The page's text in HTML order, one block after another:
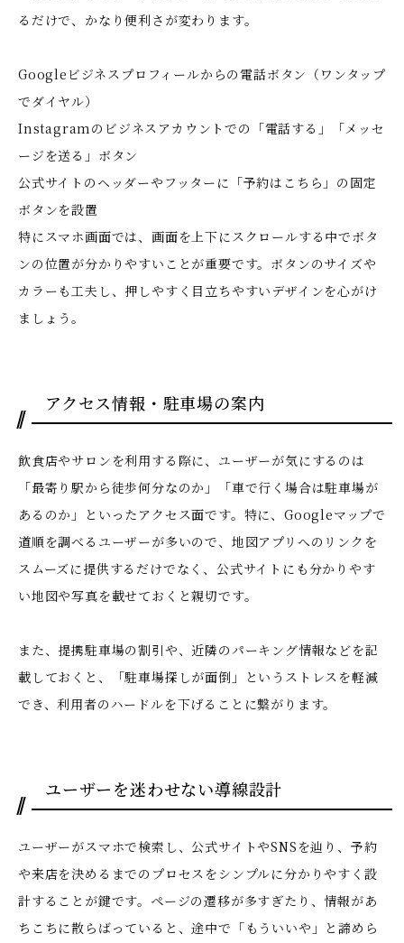
るだけで、かなり便利さが変わります。
Googleビジネスプロフィールからの電話ボタン（ワンタップ
でダイヤル）
Instagramのビジネスアカウントでの「電話する」「メッセ
ージを送る」ボタン
公式サイトのヘッダーやフッターに「予約はこちら」の固定
ボタンを設置
特にスマホ画面では、画面を上下にスクロールする中でボタ
ンの位置が分かりやすいことが重要です。ボタンのサイズや
カラーも工夫し、押しやすく目立ちやすいデザインを心がけ
ましょう。
アクセス情報・駐車場の案内
飲食店やサロンを利用する際に、ユーザーが気にするのは
「最寄り駅から徒歩何分なのか」「車で行く場合は駐車場が
あるのか」といったアクセス面です。特に、Googleマップで
道順を調べるユーザーが多いので、地図アプリへのリンクを
スムーズに提供するだけでなく、公式サイトにも分かりやす
い地図や写真を載せておくと親切です。
また、提携駐車場の割引や、近隣のパーキング情報などを記
載しておくと、「駐車場探しが面倒」というストレスを軽減
でき、利用者のハードルを下げることに繋がります。
ユーザーを迷わせない導線設計
ユーザーがスマホで検索し、公式サイトやSNSを辿り、予約
や来店を決めるまでのプロセスをシンプルに分かりやすく設
計することが鍵です。ページの遷移が多すぎたり、情報があ
ちこちに散らばっていると、途中で「もういいや」と諦めら